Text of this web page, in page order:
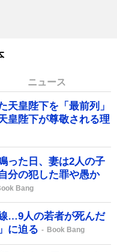
ニュース
天皇陛下を「最前列」
皇陛下が尊敬される理
った日、妻は2人の子
分の犯した罪や愚か
Bang
…9人の若者が死んだ
に迫る
Book Bang